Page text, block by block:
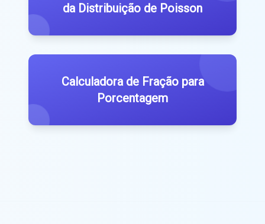
da Distribuição de Poisson
Calculadora de Fração para
Porcentagem